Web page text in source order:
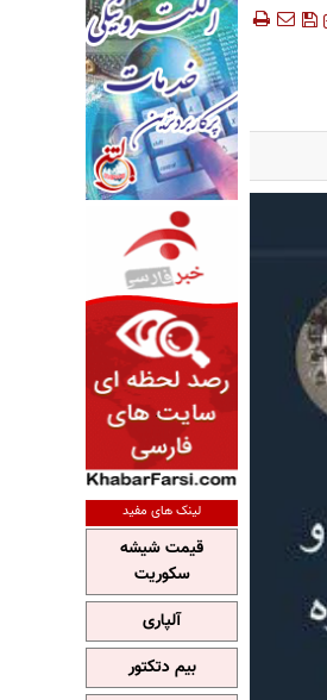
لینک های مفید
قیمت شیشه
سکوریت
آلپاری
بیم دتکتور